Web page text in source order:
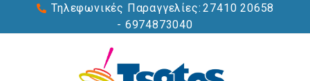
Τηλεφωνικές Παραγγελίες: 27410 20658
- 6974873040